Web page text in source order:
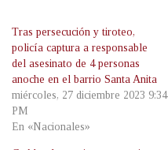
Tras persecución y tiroteo,
policía captura a responsable
del asesinato de 4 personas
anoche en el barrio Santa Anita
miércoles, 27 diciembre 2023 9:34
PM
En «Nacionales»